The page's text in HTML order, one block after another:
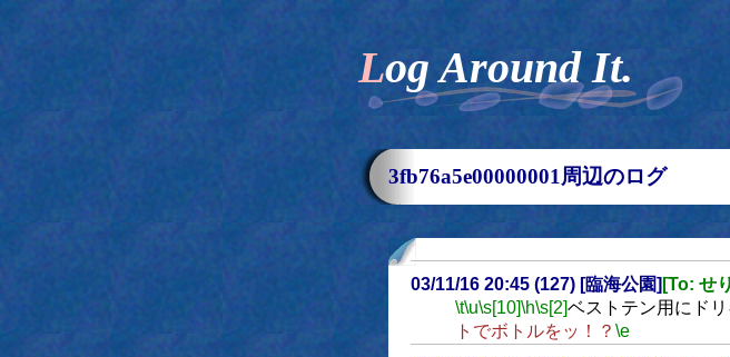
Log Around It.
3fb76a5e00000001周辺のログ
03/11/16 20:45 (127) [臨海公園] [To: せ
\t\u\s[10]\h\s[2]ベストテン用にドリ
トでボトルをッ！？ \e